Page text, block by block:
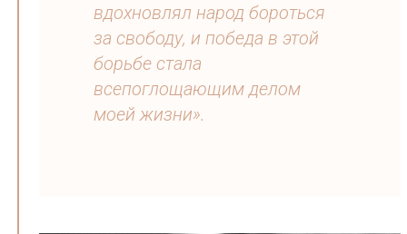
вдохновлял народ бороться
за свободу, и победа в этой
борьбе стала
всепоглощающим делом
моей жизни».